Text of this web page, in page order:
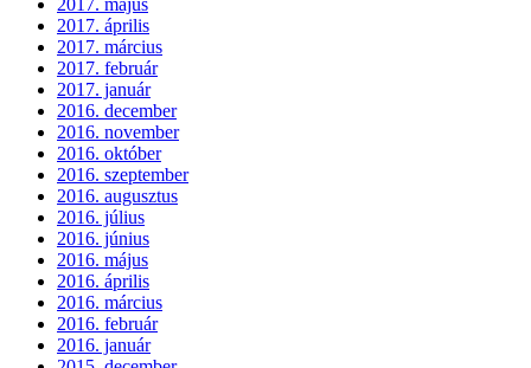
2017. május
2017. április
2017. március
2017. február
2017. január
2016. december
2016. november
2016. október
2016. szeptember
2016. augusztus
2016. július
2016. június
2016. május
2016. április
2016. március
2016. február
2016. január